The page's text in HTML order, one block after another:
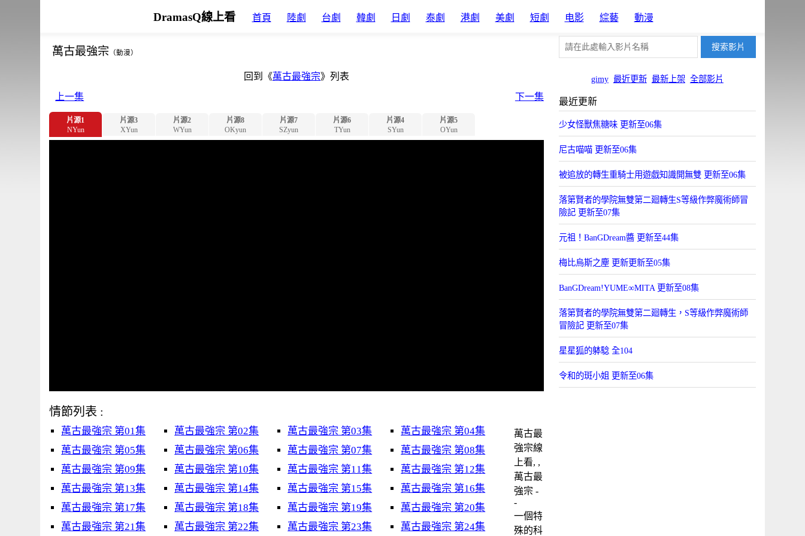
DramasQ線上看 首頁 陸劇 台劇 韓劇 日劇 泰劇 港劇 美劇 短劇 电影 綜藝 動漫
gimy 最近更新 最新上架 全部影片
萬古最強宗 （動漫）
回到《萬古最強宗》列表
上一集
下一集
片源1
NYun
片源3
XYun
片源2
WYun
片源8
OKyun
片源7
SZyun
片源6
TYun
片源4
SYun
片源5
OYun
情節列表 :
萬古最強宗 第01集 萬古最強宗 第02集 萬古最強宗 第03集
萬古最強宗 第04集
萬古最強宗 第05集
萬古最強宗 第06集 萬古最強宗 第07集
萬古最強宗 第08集
萬古最強宗 第09集
萬古最強宗 第10集 萬古最強宗 第11集
萬古最強宗 第12集
萬古最強宗 第13集
萬古最強宗 第14集 萬古最強宗 第15集
萬古最強宗 第16集
萬古最強宗 第17集
萬古最強宗 第18集 萬古最強宗 第19集
萬古最強宗 第20集
萬古最強宗 第21集
萬古最強宗 第22集 萬古最強宗 第23集 萬古最強宗 第24集
萬古最
強宗線
上看, ,
萬古最
強宗 -
-
一個特
殊的科
最近更新
少女怪獸焦糖味 更新至06集
尼古喵喵 更新至06集
被追放的轉生重騎士用遊戯知識開無雙 更新至06集
落第賢者的學院無雙第二廻轉生S等級作弊魔術師冒
險記 更新至07集
元祖！BanGDream醬 更新至44集
梅比烏斯之塵 更新更新至05集
BanGDream!YUME∞MITA 更新至08集
落第賢者的學院無雙第二廻轉生，S等級作弊魔術師
冒險記 更新至07集
星星狐的躰騐 全104
令和的斑小姐 更新至06集